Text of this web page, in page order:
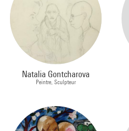
Natalia Gontcharova
Peintre, Sculpteur